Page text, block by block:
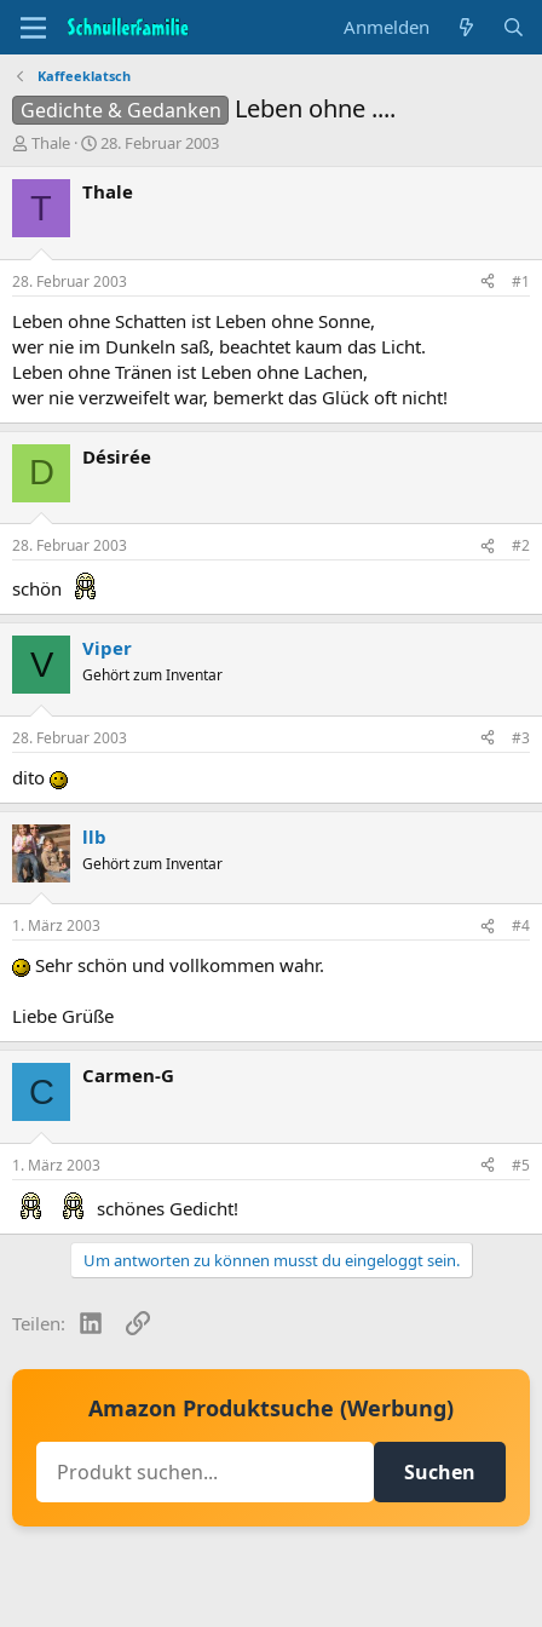
Anmelden
Kaffeeklatsch
Gedichte & Gedanken Leben ohne ....
T
e
n
t
a
t
e
r
Thale
B
g
d
a
t
u
m
28. Februar 2003
T Thale
28. Februar 2003 #1
Leben ohne Schatten ist Leben ohne Sonne,
wer nie im Dunkeln saß, beachtet kaum das Licht.
Leben ohne Tränen ist Leben ohne Lachen,
wer nie verzweifelt war, bemerkt das Glück oft nicht!
D Désirée
28. Februar 2003 #2
schön
V Viper
Gehört zum Inventar
28. Februar 2003 #3
dito
llb
Gehört zum Inventar
1. März 2003 #4
Sehr schön und vollkommen wahr.
Liebe Grüße
C Carmen-G
1. März 2003 #5
schönes Gedicht!
Um antworten zu können musst du eingeloggt sein.
Teilen: LinkedInLink
Amazon Produktsuche (Werbung)
Suchen